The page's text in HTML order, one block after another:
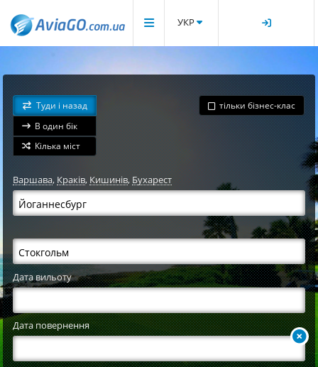
УКР
Туди і назад
В один бік
Кілька міст
тільки бізнес-клас
Варшава, Краків,Кишинів,Бухарест
Дата вильоту
Дата повернення